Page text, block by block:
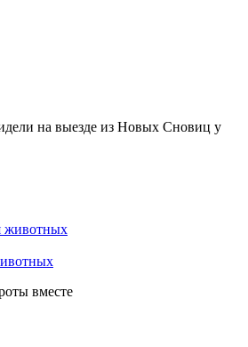
на выезде из Новых Сновиц у
вместе